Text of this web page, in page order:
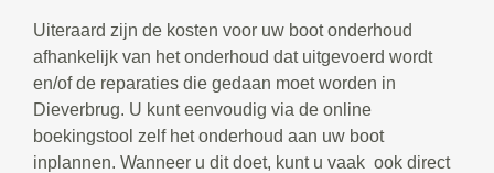
Uiteraard zijn de kosten voor uw boot onderhoud
afhankelijk van het onderhoud dat uitgevoerd wordt
en/of de reparaties die gedaan moet worden in
Dieverbrug. U kunt eenvoudig via de online
boekingstool zelf het onderhoud aan uw boot
inplannen. Wanneer u dit doet, kunt u vaak ook direct